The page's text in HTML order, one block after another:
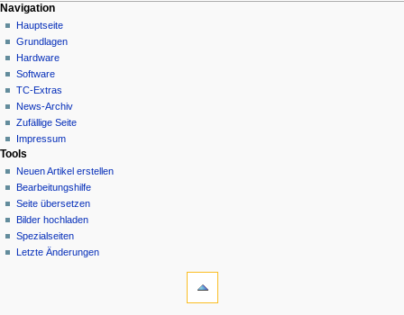
N
a
v
g
a
i
o
n
s
m
e
Seitenaktionen
Kategorie
Diskussion
Lesen
Quelltext
anzeigen
Versionsgeschichte
Meine Werkzeuge
Deutsch
Anmelden
Navigation
Hauptseite
Grundlagen
Hardware
Software
TC-Extras
News-Archiv
Zufällige Seite
Impressum
Tools
Neuen Artikel erstellen
Bearbeitungshilfe
Seite übersetzen
Bilder hochladen
Spezialseiten
Letzte Änderungen